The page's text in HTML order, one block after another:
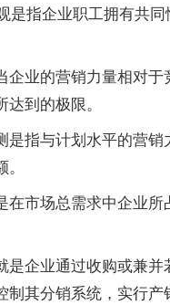
指企业职工拥有共同
业的营销力量相对于
到的极限。
指与计划水平的营销
市场总需求中企业所
企业通过收购或兼并
其分销系统，实行产